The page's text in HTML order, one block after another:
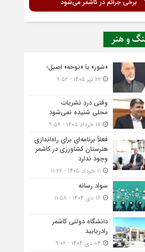
و هنر
«شور» یا «نوحه» اصیل؛
وقتی دردِ نشریات
محلی شنیده نمی‌شود
فعلاً برنامه‌ای برای راه‌اندازی
هنرستان کشاورزی در کاشمر
وجود ندارد
سواد رسانه
دانشگاه دولتی کاشمر‌
رادریابید